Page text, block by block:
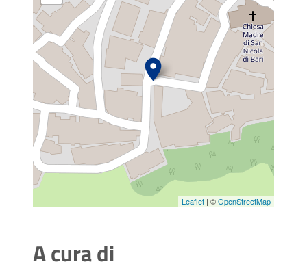
Leaflet | ©OpenStreetMap
A cura di